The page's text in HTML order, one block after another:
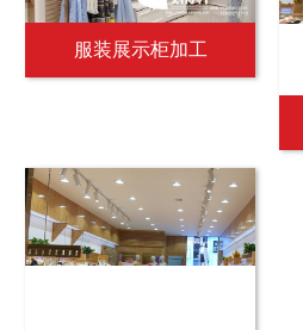
服装展示柜加工